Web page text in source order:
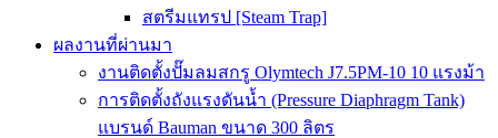
สตรีมแทรป [Steam Trap]
ผลงานที่ผ่านมา
งานติดตั้งปั๊มลมสกรู Olymtech J7.5PM-10 10 แรงม้า
การติดตั้งถังแรงดันน้ำ (Pressure Diaphragm Tank)
แบรนด์ Bauman ขนาด 300 ลิตร